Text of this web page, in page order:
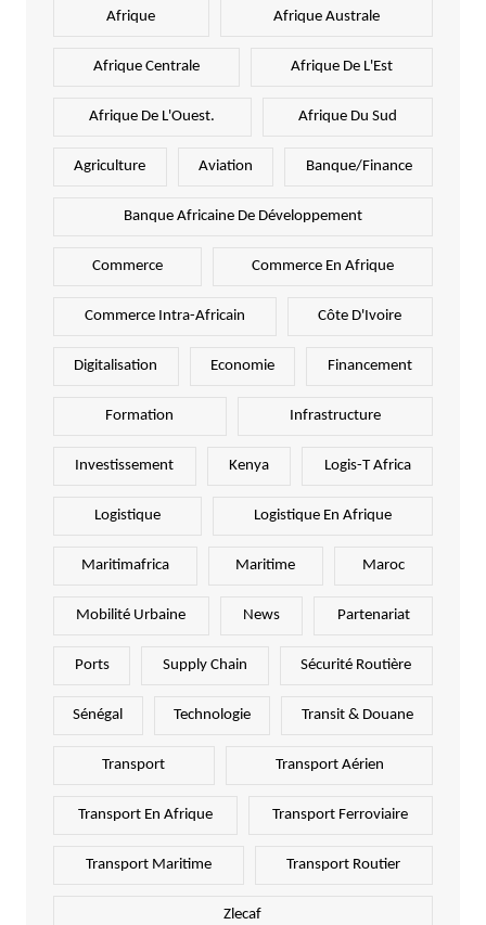
Afrique Afrique Australe
Afrique Centrale Afrique De L'Est
Afrique De L'Ouest. Afrique Du Sud
Agriculture Aviation Banque/Finance
Banque Africaine De Développement
Commerce Commerce En Afrique
Commerce Intra-Africain Côte D'Ivoire
Digitalisation Economie Financement
Formation Infrastructure
Investissement Kenya Logis-T Africa
Logistique Logistique En Afrique
Maritimafrica Maritime Maroc
Mobilité Urbaine News Partenariat
Ports Supply Chain Sécurité Routière
Sénégal Technologie Transit & Douane
Transport Transport Aérien
Transport En Afrique Transport Ferroviaire
Transport Maritime Transport Routier
Zlecaf